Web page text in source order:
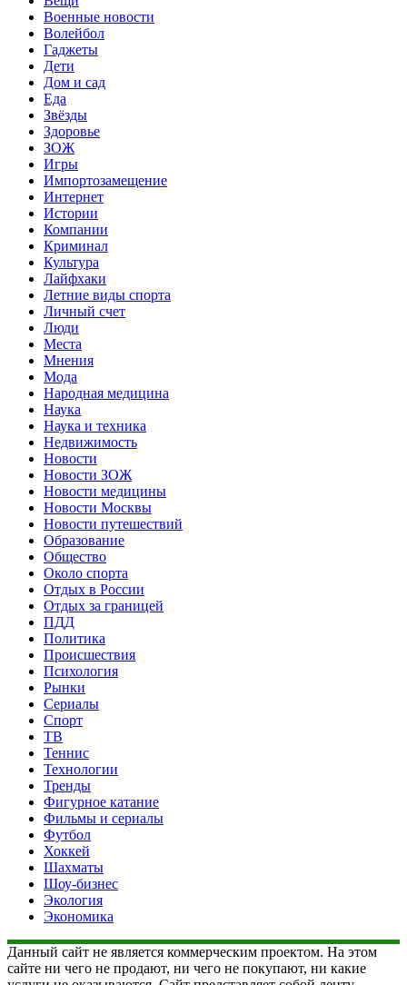
Военные новости
Волейбол
Гаджеты
Дети
Дом и сад
Еда
Звёзды
Здоровье
ЗОЖ
Игры
Импортозамещение
Интернет
Истории
Компании
Криминал
Культура
Лайфхаки
Летние виды спорта
Личный счет
Люди
Места
Мнения
Мода
Народная медицина
Наука
Наука и техника
Недвижимость
Новости
Новости ЗОЖ
Новости медицины
Новости Москвы
Новости путешествий
Образование
Общество
Около спорта
Отдых в России
Отдых за границей
ПДД
Политика
Происшествия
Психология
Рынки
Сериалы
Спорт
ТВ
Теннис
Технологии
Тренды
Фигурное катание
Фильмы и сериалы
Футбол
Хоккей
Шахматы
Шоу-бизнес
Экология
Экономика
Данный сайт не является коммерческим проектом. На этом
сайте ни чего не продают, ни чего не покупают, ни какие